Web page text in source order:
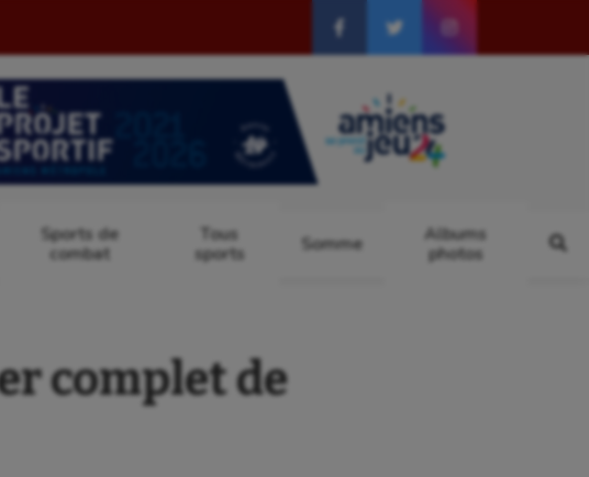
Sports de
combat
Tous
sports
Somme
Albums
photos
complet de